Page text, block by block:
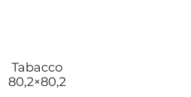
Tabacco
80,2×80,2